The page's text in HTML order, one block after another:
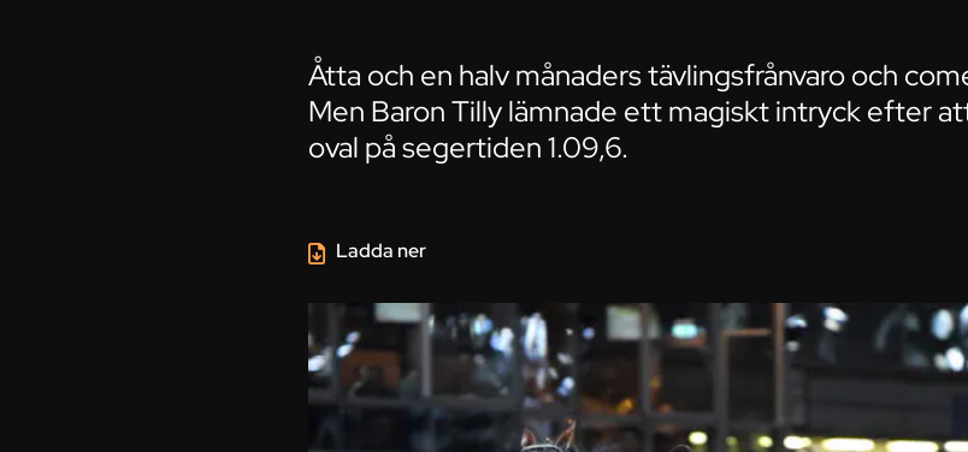
Åtta och en halv månaders tävlingsfrånvaro och
Men Baron Tilly lämnade ett magiskt intryck efter
oval på segertiden 1.09,6.
Ladda ner